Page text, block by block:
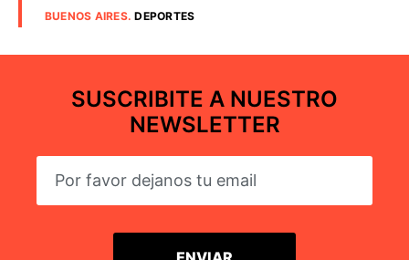
BUENOS AIRES.DEPORTES
SUSCRIBITE A NUESTRO
NEWSLETTER